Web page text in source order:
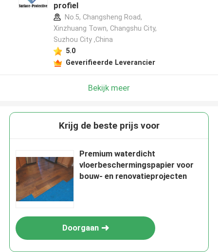
profiel
No.5, Changsheng Road,
Xinzhuang Town, Changshu City,
Suzhou City ,China
5.0
Geverifieerde Leverancier
Bekijk meer
Krijg de beste prijs voor
Premium waterdicht
vloerbeschermingspapier voor
bouw- en renovatieprojecten
Doorgaan